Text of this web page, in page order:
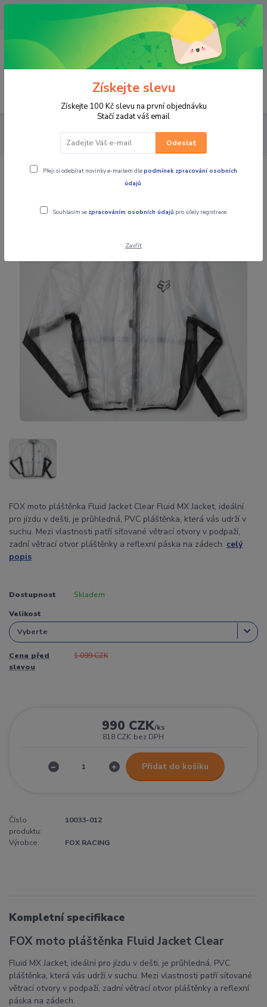
OPAVA 733537099/HLUČÍN
734541648/OLOMOUC 734593593
0,00 CZK
PRO JEZDCE Do deště - NEPROMOKY BUNDY
pláštěnka Fluid Jacket Clear
FOX moto pláštěnka Fluid Jacket Clear
FOX moto pláštěnka Fluid Jacket Clear Fluid MX Jacket, ideální
pro jízdu v dešti, je průhledná, PVC pláštěnka, která vás udrží v
suchu. Mezi vlastnosti patří síťované větrací otvory v podpaží,
zadní větrací otvor pláštěnky a reflexní páska na zádech. celý
popis
Dostupnost Skladem
Velikost
Cena před
slevou
1 099 CZK
990 CZK/ks
818 CZK bez DPH
Přidat do košíku
Číslo
produktu:
10033-012
Výrobce: FOX RACING
Kompletní specifikace
FOX moto pláštěnka Fluid Jacket Clear
Fluid MX Jacket, ideální pro jízdu v dešti, je průhledná, PVC
pláštěnka, která vás udrží v suchu. Mezi vlastnosti patří síťované
větrací otvory v podpaží, zadní větrací otvor pláštěnky a reflexní
páska na zádech.
Získejte slevu
Získejte 100 Kč slevu na první objednávku
Stačí zadat váš email
Odeslat
Přeji si odebírat novinky e-mailem dlepodmínek zpracování osobních
údajů.
Souhlasím se zpracováním osobních údajů pro účely registrace.
Zavřít